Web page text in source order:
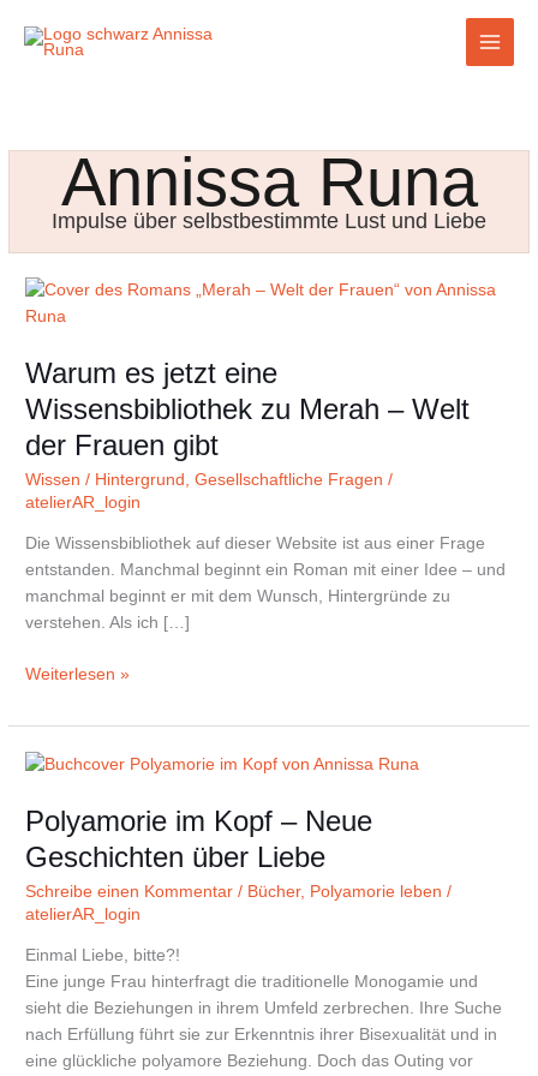
Inhalt
Annissa Runa
Impulse über selbstbestimmte Lust und Liebe
Warum es jetzt eine
Wissensbibliothek zu Merah – Welt
der Frauen gibt
Wissen / Hintergrund ,Gesellschaftliche Fragen /
atelierAR_login
Die Wissensbibliothek auf dieser Website ist aus einer Frage
entstanden. Manchmal beginnt ein Roman mit einer Idee – und
manchmal beginnt er mit dem Wunsch, Hintergründe zu
verstehen. Als ich […]
Warum
es
eine
Wissensbibliothek
zu
Merah
–
Welt
Frauen
gibt
Weiterlesen »
Polyamorie im Kopf – Neue
Geschichten über Liebe
Schreibe einen Kommentar / Bücher, Polyamorie leben /
atelierAR_login
Einmal Liebe, bitte?!
Eine junge Frau hinterfragt die traditionelle Monogamie und
sieht die Beziehungen in ihrem Umfeld zerbrechen. Ihre Suche
nach Erfüllung führt sie zur Erkenntnis ihrer Bisexualität und in
eine glückliche polyamore Beziehung. Doch das Outing vor
Polyamorie
Kopf
Neue
Geschichten
über
Liebe